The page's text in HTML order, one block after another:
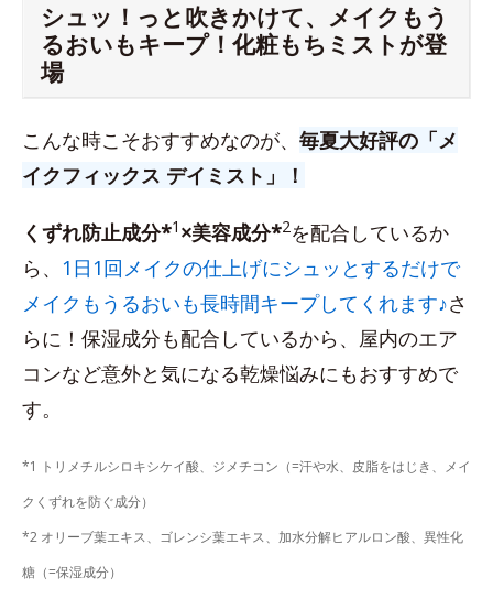
シュッ！っと吹きかけて、メイクもう
るおいもキープ！化粧もちミストが登
場
こんな時こそおすすめなのが、 毎夏大好評の「メ
イクフィックス デイミスト」！
くずれ防止成分*1 ×美容成分*2を配合しているか
ら、 1日1回メイクの仕上げにシュッとするだけで
メイクもうるおいも長時間キープしてくれます♪さ
らに！保湿成分も配合しているから、屋内のエア
コンなど意外と気になる乾燥悩みにもおすすめで
す。
*1 トリメチルシロキシケイ酸、ジメチコン（=汗や水、皮脂をはじき、メイ
クくずれを防ぐ成分）
*2 オリーブ葉エキス、ゴレンシ葉エキス、加水分解ヒアルロン酸、異性化
糖（=保湿成分）